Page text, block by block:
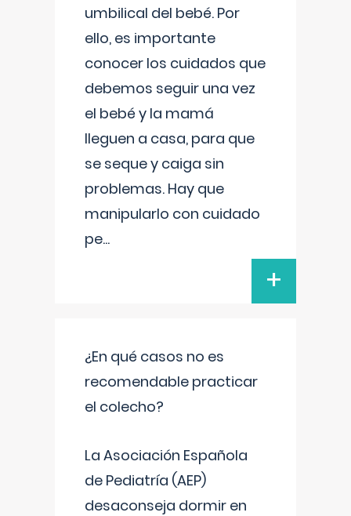
umbilical del bebé. Por
ello, es importante
conocer los cuidados que
debemos seguir una vez
el bebé y la mamá
lleguen a casa, para que
se seque y caiga sin
problemas. Hay que
manipularlo con cuidado
pe...
+
¿En qué casos no es
recomendable practicar
el colecho?
La Asociación Española
de Pediatría (AEP)
desaconseja dormir en